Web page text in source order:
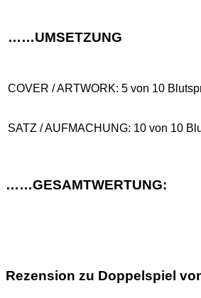
……UMSETZUNG
COVER / ARTWORK: 5 von 10
SATZ / AUFMACHUNG: 10 von 10
……GESAMTWERTUNG:
Rezension zu Doppelspiel